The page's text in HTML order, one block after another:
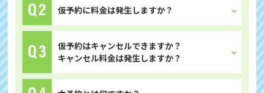
仮予約に料金は発生しますか？
仮予約はキャンセルできますか？
キャンセル料金は発生しますか？